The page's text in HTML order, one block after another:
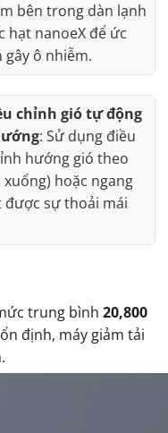
bên trong dàn lạnh
hạt nanoeX để ức
gây ô nhiễm.
chỉnh gió tự động
: Sử dụng điều
hướng gió theo
hoặc ngang
được sự thoải mái
trung bình 20,800
định, máy giảm tải